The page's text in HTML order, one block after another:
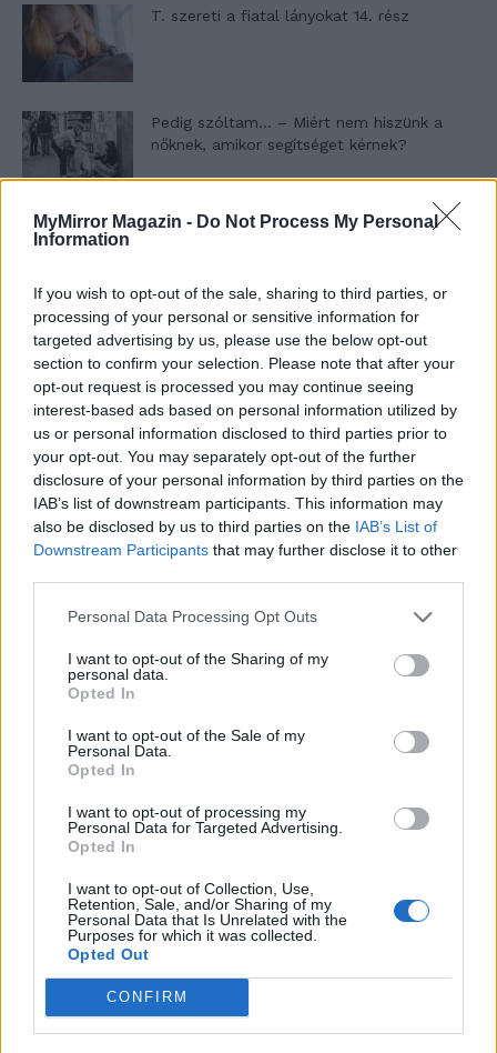
MyMirror Magazin - Do Not Process My Personal
Information
If you wish to opt-out of the sale, sharing to third parties, or
processing of your personal or sensitive information for
targeted advertising by us, please use the below opt-out
section to confirm your selection. Please note that after your
opt-out request is processed you may continue seeing
interest-based ads based on personal information utilized by
us or personal information disclosed to third parties prior to
your opt-out. You may separately opt-out of the further
disclosure of your personal information by third parties on the
IAB’s list of downstream participants. This information may
also be disclosed by us to third parties on the IAB’s List of
Downstream Participants that may further disclose it to other
Personal Data Processing Opt Outs
I want to opt-out of the Sharing of my
personal data.
Opted In
I want to opt-out of the Sale of my
Personal Data.
Opted In
I want to opt-out of processing my
Personal Data for Targeted Advertising.
Opted In
I want to opt-out of Collection, Use,
Retention, Sale, and/or Sharing of my
Personal Data that Is Unrelated with the
Purposes for which it was collected.
Opted Out
CONFIRM
T. szereti a fiatal lányokat 14. rész
Pedig szóltam… – Miért nem hiszünk a
nőknek, amikor segítséget kérnek?
A legidegesítőbb kifejezések laza
Elyna Robbs: Adéle és az örökölt árnyak
13. rész
Woody Allen megosztó zsenialitása
A világ legismertebb ruhái
Nyár, nevetés, anekdoták
Panna és a szép szerelmek mítosza 3.
kihívásaihoz?
Altatógázos rablások Olaszországban